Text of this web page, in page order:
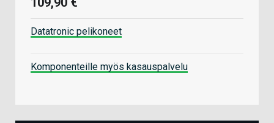
Datatronic pelikoneet
Komponenteille myös kasauspalvelu